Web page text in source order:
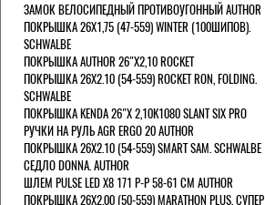
ЗАМОК ВЕЛОСИПЕДНЫЙ ПРОТИВОУГОННЫЙ AUTHOR
ПОКРЫШКА 26X1,75 (47-559) WINTER (100ШИПОВ).
SCHWALBE
ПОКРЫШКА AUTHOR 26"Х2,10 ROCKET
ПОКРЫШКА 26X2.10 (54-559) ROCKET RON, FOLDING.
SCHWALBE
ПОКРЫШКА KENDA 26"Х 2,10K1080 SLANT SIX PRO
РУЧКИ НА РУЛЬ AGR ERGO 20 AUTHOR
ПОКРЫШКА 26X2.10 (54-559) SMART SAM. SCHWALBE
СЕДЛО DONNA. AUTHOR
ШЛЕМ PULSE LED X8 171 Р-Р 58-61 СМ AUTHOR
ПОКРЫШКА 26X2.00 (50-559) MARATHON PLUS, СУПЕР